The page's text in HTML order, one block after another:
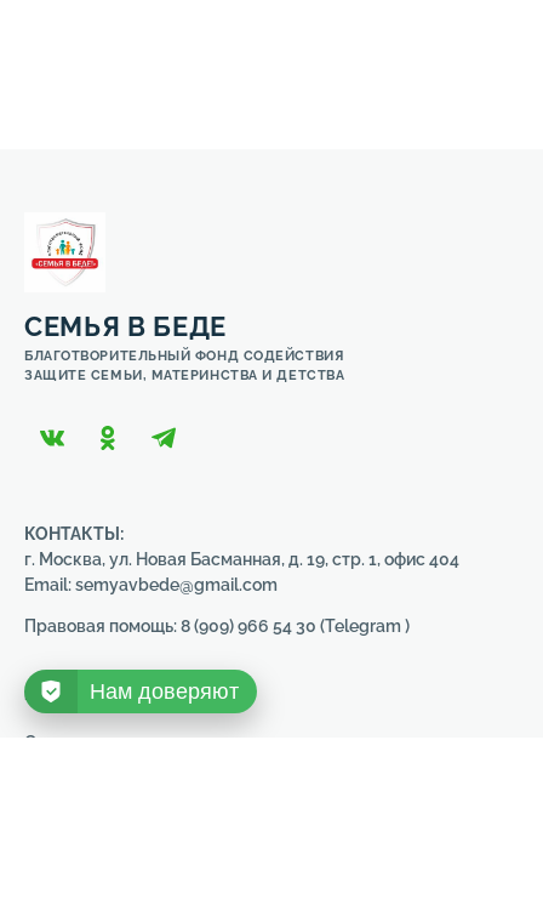
СЕМЬЯ В БЕДЕ
БЛАГОТВОРИТЕЛЬНЫЙ ФОНД СОДЕЙСТВИЯ
ЗАЩИТЕ СЕМЬИ, МАТЕРИНСТВА И ДЕТСТВА
КОНТАКТЫ:
г. Москва, ул. Новая Басманная, д. 19, стр. 1, офис 404
Email: semyavbede@gmail.com
Правовая помощь: 8 (909) 966 54 30 (Telegram )
ПОЛИТИКА БЕЗОПАСНОСТИ
Совершая пожертвование, пользователь заключает
Нам доверяют